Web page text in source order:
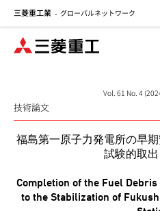
三菱重工業 - グローバルネットワーク
Vol. 61 No. 4
技術論文
福島第一原子力発電所の早
試験的取
Completion of the Fuel
to the Stabilization of